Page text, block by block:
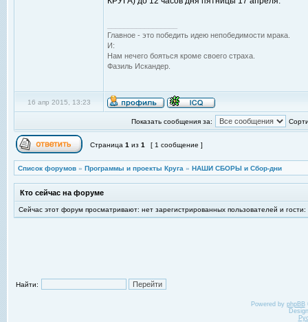
Главное - это победить идею непобедимости мрака.
И:
Нам нечего бояться кроме своего страха.
Фазиль Искандер.
16 апр 2015, 13:23
Показать сообщения за:
Страница 1 из 1 [ 1 сообщение ]
Список форумов » Программы и проекты Круга » НАШИ СБОРЫ и Сбор-дни
Кто сейчас на форуме
Сейчас этот форум просматривают: нет зарегистрированных пользователей и гости:
Найти:
Powered by phpBB